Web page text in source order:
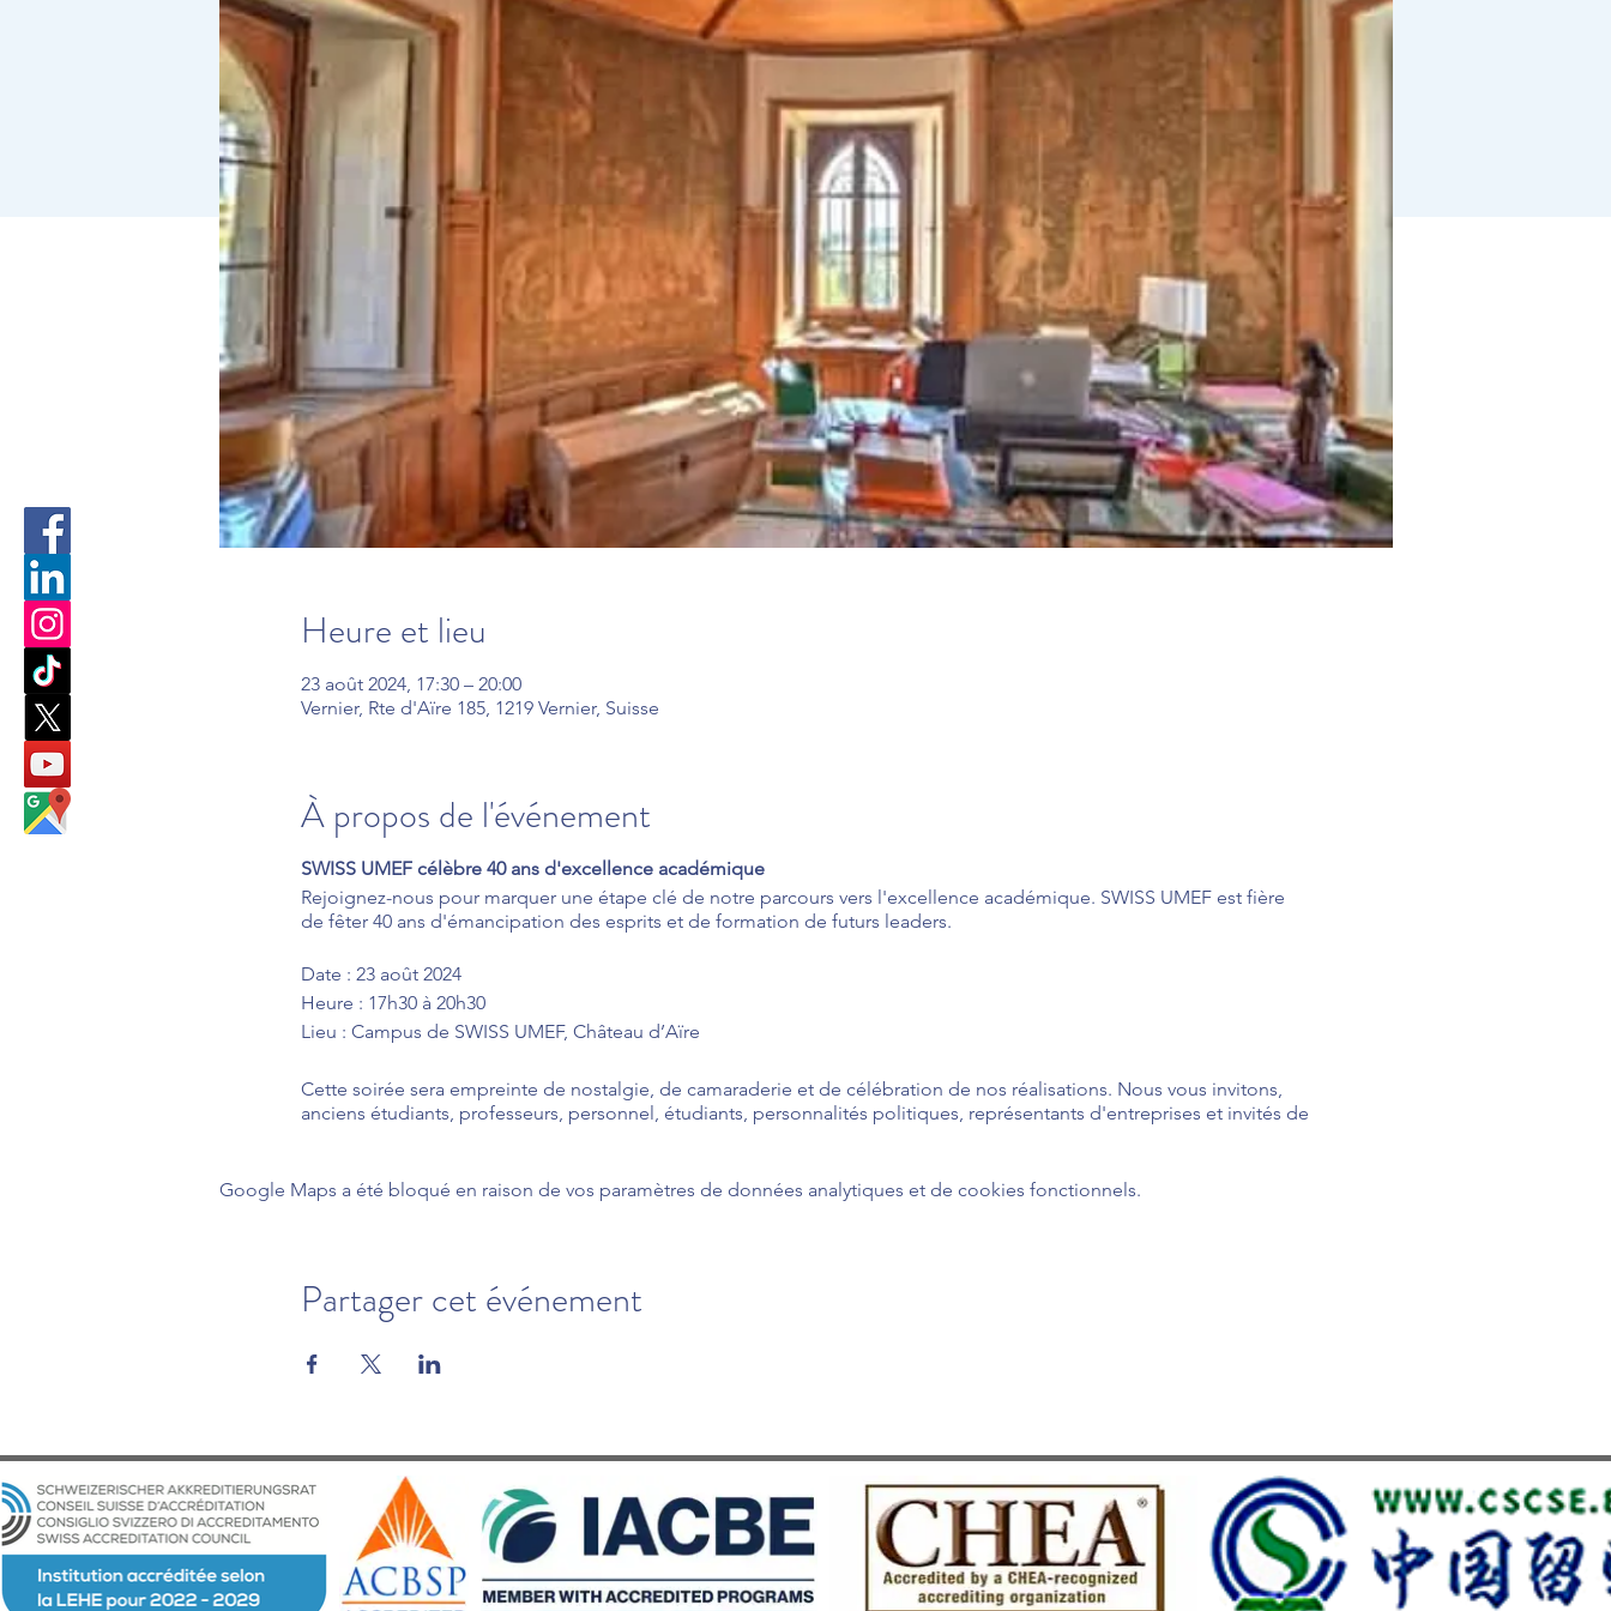
Heure et lieu
23 août 2024, 17:30 – 20:00
Vernier, Rte d'Aïre 185, 1219 Vernier, Suisse
À propos de l'événement
SWISS UMEF célèbre 40 ans d'excellence académique
Rejoignez-nous pour marquer une étape clé de notre parcours vers l'excellence académique. SWISS UMEF est fière
de fêter 40 ans d'émancipation des esprits et de formation de futurs leaders.
Date : 23 août 2024
Heure : 17h30 à 20h30
Lieu : Campus de SWISS UMEF, Château d’Aïre
Cette soirée sera empreinte de nostalgie, de camaraderie et de célébration de nos réalisations. Nous vous invitons,
anciens étudiants, professeurs, personnel, étudiants, personnalités politiques, représentants d'entreprises et invités de
Nous sommes fiers de célébrer nos 40 ans d'excellence académique. En tant que premier et seul institut
d'enseignement supérieur privé à Genève reconnu par la Confédération Suisse, nous sommes extrêmement fiers de
nos accomplissements en matière d'académie, d'employabilité de nos étudiants, et de la qualité de nos
Je tiens à exprimer mes sincères remerciements à toute la communauté de SWISS UMEF pour leurs
accomplissements historiques.
C'est avec grand plaisir que moi-même et mon équipe vous accueillerons chaleureusement le 23 août 2024 au
Château d’Aire pour célébrer ensemble cette soirée mémorable.
Nous restons fermement engagés envers l'excellence, pensons différemment et agissons différemment.
Google Maps a été bloqué en raison de vos paramètres de données analytiques et de cookies fonctionnels.
Partager cet événement